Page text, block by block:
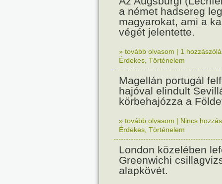
a német hadsereg
magyarokat, ami a
végét jelentette.
» tovább olvasom | 1
Érdekes Történelem
Magellán portugál
hajóval elindult
körbehajózza a
» tovább olvasom | Nincs
Érdekes Történelem
London közelében
Greenwichi
alapkövét.